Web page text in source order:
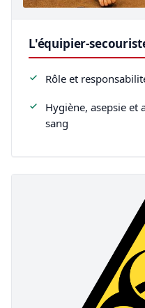
L'équipier-
Rôle et
Hygiène, asepsie et
sang